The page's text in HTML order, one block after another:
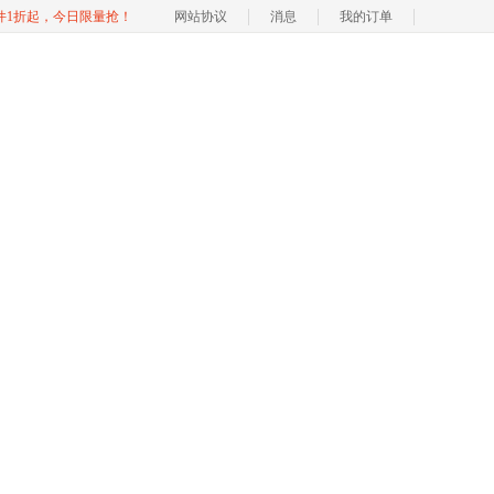
1折起，今日限量抢！ 网站协议 消息 我的订单